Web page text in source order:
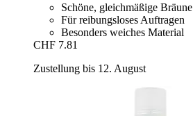
Schöne, gleichmäßige Bräune
Für reibungsloses Auftragen
Besonders weiches Material
CHF 7.81
Zustellung bis 12. August